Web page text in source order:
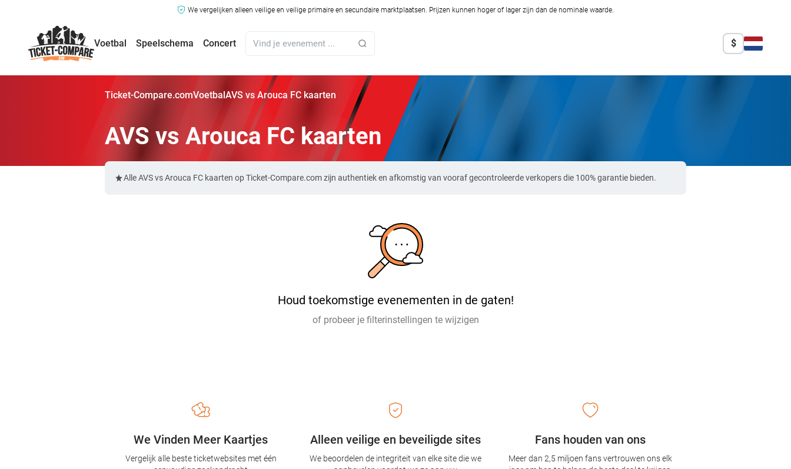
We vergelijken alleen veilige en veilige primaire en secundaire marktplaatsen. Prijzen kunnen hoger of lager zijn dan de nominale waarde.
Voetbal Speelschema Concert $
Ticket-Compare.comVoetbalAVS vs Arouca FC kaarten
AVS vs Arouca FC kaarten
Alle AVS vs Arouca FC kaarten op Ticket-Compare.com zijn authentiek en afkomstig van vooraf gecontroleerde verkopers die 100% garantie bieden.
Houd toekomstige evenementen in de gaten!
of probeer je filterinstellingen te wijzigen
Alleen veilige en beveiligde sites
We beoordelen de integriteit van elke site die we
We Vinden Meer Kaartjes
Vergelijk alle beste ticketwebsites met één
Fans houden van ons
Meer dan 2,5 miljoen fans vertrouwen ons elk